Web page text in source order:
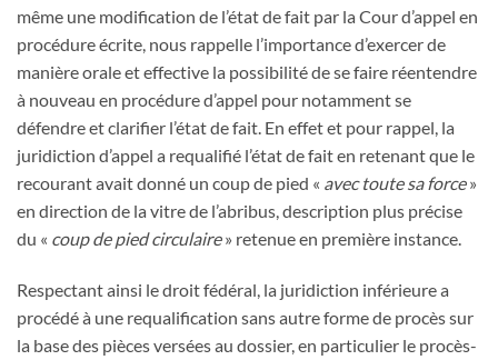
même une modification de l’état de fait par la Cour d’appel en
procédure écrite, nous rappelle l’importance d’exercer de
manière orale et effective la possibilité de se faire réentendre
à nouveau en procédure d’appel pour notamment se
défendre et clarifier l’état de fait. En effet et pour rappel, la
juridiction d’appel a requalifié l’état de fait en retenant que le
recourant avait donné un coup de pied « avec toute sa force»
en direction de la vitre de l’abribus, description plus précise
du « coup de pied circulaire» retenue en première instance.
Respectant ainsi le droit fédéral, la juridiction inférieure a
procédé à une requalification sans autre forme de procès sur
la base des pièces versées au dossier, en particulier le procès-